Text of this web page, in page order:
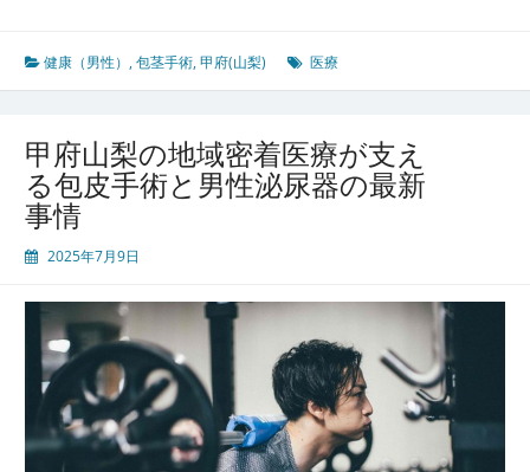
梨
で
手
術
り
う
信
頼
と
プ
ラ
イ
健康（男性） ,包茎手術,甲府(山梨) 医療
甲府山梨の地域密着医療が支え
る包皮手術と男性泌尿器の最新
事情
2025年7月9日